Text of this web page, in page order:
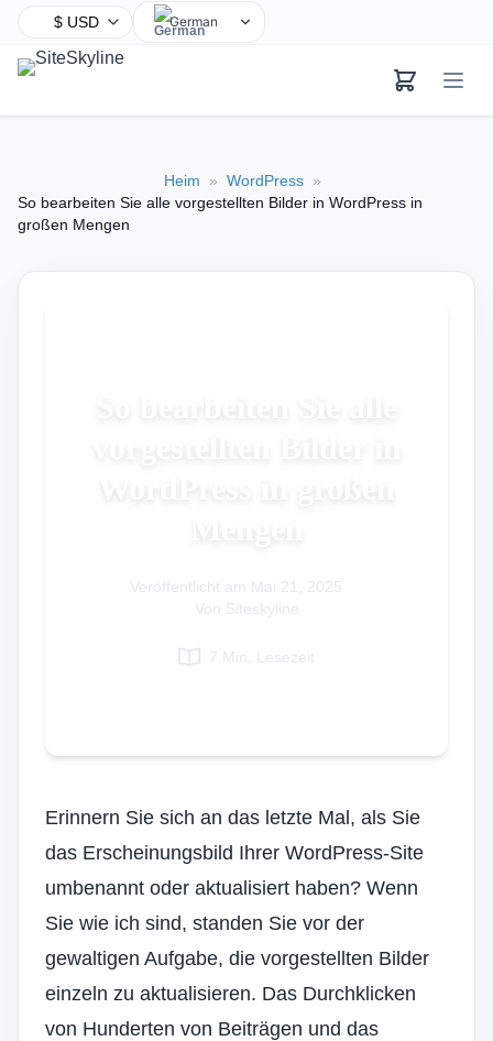
German
Arabic
Danish
Polish
Heim » WordPress »
So bearbeiten Sie alle vorgestellten Bilder in WordPress in
großen Mengen
Veröffentlicht am Mai 21, 2025
Von Siteskyline
7 Min. Lesezeit
Erinnern Sie sich an das letzte Mal, als Sie
das Erscheinungsbild Ihrer WordPress-Site
umbenannt oder aktualisiert haben? Wenn
Sie wie ich sind, standen Sie vor der
gewaltigen Aufgabe, die vorgestellten Bilder
einzeln zu aktualisieren. Das Durchklicken
von Hunderten von Beiträgen und das